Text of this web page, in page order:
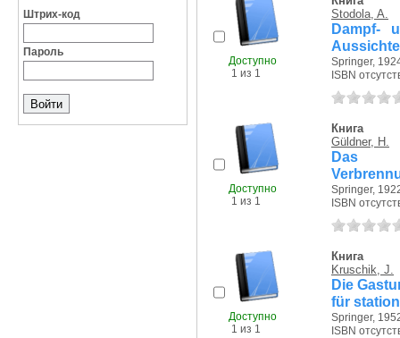
Штрих-код
Пароль
Доступно
1 из 1
Stodola, A.
Dampf-
Springer,
ISBN
Доступно
1 из 1
Книга
Güldner, H.
Das
Springer,
ISBN
Доступно
1 из 1
Книга
Kruschik, J.
Die
für
Springer,
ISBN